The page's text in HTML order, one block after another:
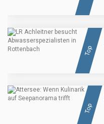
Top
Top